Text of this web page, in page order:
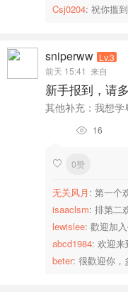
Csj0204: 祝你搵
sniperww Lv.3
前天 15:41 来自
新手报到，请
其他补充：我想
 16
 0赞
无关风月 : 第一个
isaaclsm: 排第二
lewislee: 歡迎加
abcd1984: 欢迎
beter: 很歡迎你，